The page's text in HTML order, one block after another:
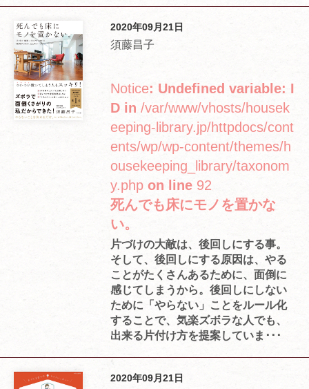
2020年09月21日
須藤昌子
Notice: Undefined variable: I
D in /var/www/vhosts/housek
eeping-library.jp/httpdocs/cont
ents/wp/wp-content/themes/h
ousekeeping_library/taxonom
y.php on line 92
死んでも床にモノを置かな
い。
片づけの大敵は、後回しにする事。
そして、後回しにする原因は、やる
ことがたくさんあるために、面倒に
感じてしまうから。後回しにしない
ために「やらない」ことをルール化
することで、気楽ズボラな人でも、
出来る片付け方を提案していま･･･
2020年09月21日